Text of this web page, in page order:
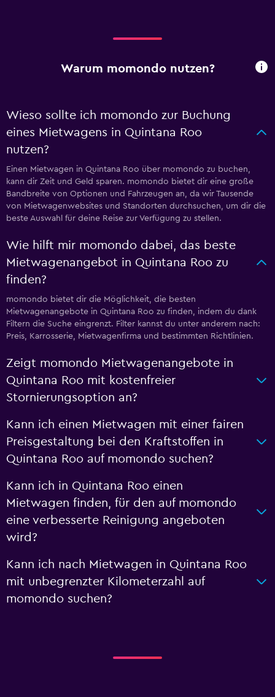
Warum momondo nutzen?
Wieso sollte ich momondo zur Buchung
eines Mietwagens in Quintana Roo
nutzen?
Einen Mietwagen in Quintana Roo über momondo zu buchen,
kann dir Zeit und Geld sparen. momondo bietet dir eine große
Bandbreite von Optionen und Fahrzeugen an, da wir Tausende
von Mietwagenwebsites und Standorten durchsuchen, um dir die
beste Auswahl für deine Reise zur Verfügung zu stellen.
Wie hilft mir momondo dabei, das beste
Mietwagenangebot in Quintana Roo zu
finden?
momondo bietet dir die Möglichkeit, die besten
Mietwagenangebote in Quintana Roo zu finden, indem du dank
Filtern die Suche eingrenzt. Filter kannst du unter anderem nach:
Preis, Karrosserie, Mietwagenfirma und bestimmten Richtlinien.
Zeigt momondo Mietwagenangebote in
Quintana Roo mit kostenfreier
Stornierungsoption an?
Kann ich einen Mietwagen mit einer fairen
Preisgestaltung bei den Kraftstoffen in
Quintana Roo auf momondo suchen?
Kann ich in Quintana Roo einen
Mietwagen finden, für den auf momondo
eine verbesserte Reinigung angeboten
wird?
Kann ich nach Mietwagen in Quintana Roo
mit unbegrenzter Kilometerzahl auf
momondo suchen?